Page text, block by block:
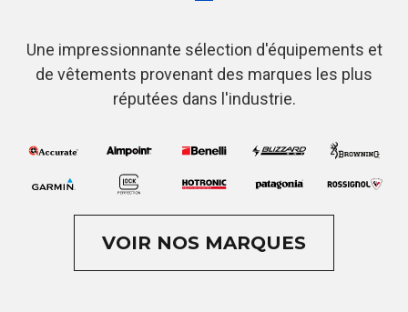
Une impressionnante sélection d'équipements et
de vêtements provenant des marques les plus
réputées dans l'industrie.
VOIR NOS MARQUES